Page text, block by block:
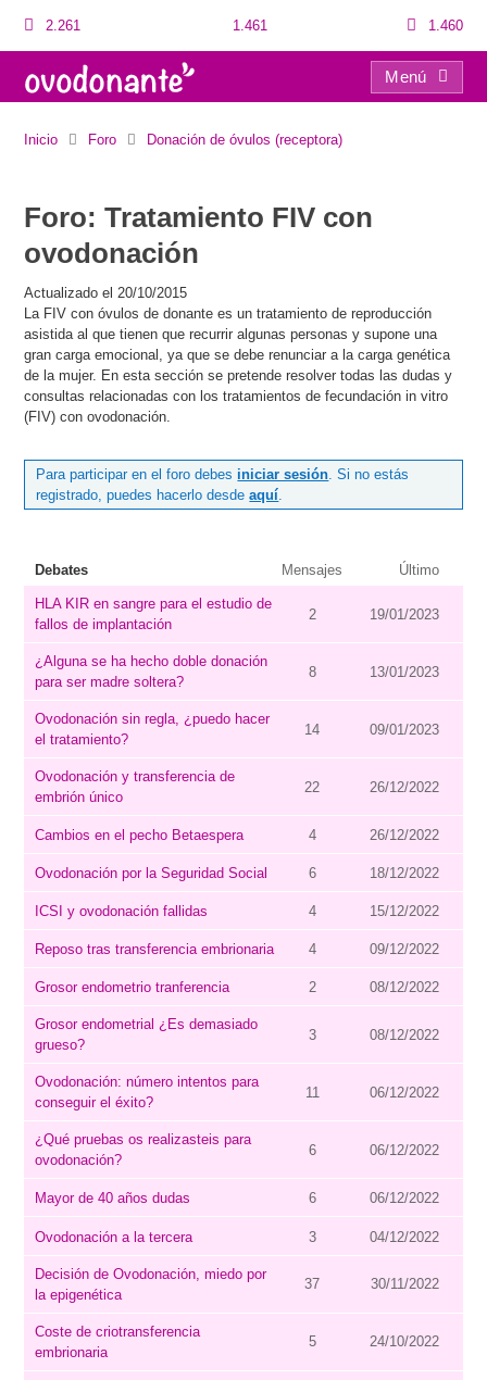
2.261 1.461 1.460
Menú
Inicio Foro Donación de óvulos (receptora)
Foro: Tratamiento FIV con
ovodonación
Actualizado el 20/10/2015
La FIV con óvulos de donante es un tratamiento de reproducción
asistida al que tienen que recurrir algunas personas y supone una
gran carga emocional, ya que se debe renunciar a la carga genética
de la mujer. En esta sección se pretende resolver todas las dudas y
consultas relacionadas con los tratamientos de fecundación in vitro
(FIV) con ovodonación.
Para participar en el foro debes iniciar sesión. Si no estás
registrado, puedes hacerlo desdeaquí.
Debates Mensajes Último
HLA KIR en sangre para el estudio de
fallos de implantación
2 19/01/2023
¿Alguna se ha hecho doble donación
para ser madre soltera?
8 13/01/2023
Ovodonación sin regla, ¿puedo hacer
el tratamiento?
14 09/01/2023
Ovodonación y transferencia de
embrión único
22 26/12/2022
Cambios en el pecho Betaespera 4 26/12/2022
Ovodonación por la Seguridad Social 6 18/12/2022
ICSI y ovodonación fallidas 4 15/12/2022
Reposo tras transferencia embrionaria 4 09/12/2022
Grosor endometrio tranferencia 2 08/12/2022
Grosor endometrial ¿Es demasiado
grueso?
3 08/12/2022
Ovodonación: número intentos para
conseguir el éxito?
11 06/12/2022
¿Qué pruebas os realizasteis para
ovodonación?
6 06/12/2022
Mayor de 40 años dudas 6 06/12/2022
Ovodonación a la tercera 3 04/12/2022
Decisión de Ovodonación, miedo por
la epigenética
37 30/11/2022
Coste de criotransferencia
embrionaria
5 24/10/2022